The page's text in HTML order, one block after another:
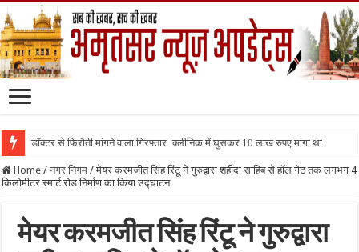
डॉक्टर से फिरौती मांगने वाला गिरफ्तार: क्लीनिक में घुसकर 10 लाख रुपए मांगा था
Home / नगर निगम / मेयर करमजीत सिंह रिंटू ने गुरुद्वारा शहीदा साहिब से हॉल गेट तक लगभग 4
किलोमीटर स्मार्ट रोड निर्माण का किया उद्घाटन
मेयर करमजीत सिंह रिंटू ने गुरुद्वारा